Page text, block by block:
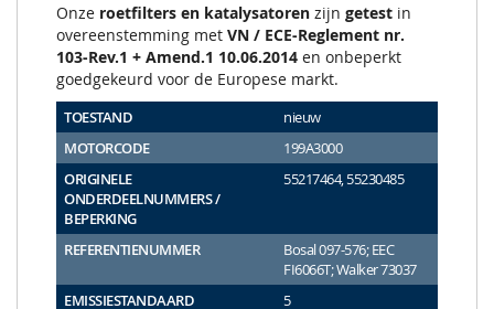
Onze roetfilters en katalysatoren zijn getest in
overeenstemming met VN / ECE-Reglement nr.
103-Rev.1 + Amend.1 10.06.2014 en onbeperkt
goedgekeurd voor de Europese markt.
TOESTAND
nieuw
MOTORCODE
199A3000
ORIGINELE
ONDERDEELNUMMERS /
BEPERKING
55217464, 55230485
REFERENTIENUMMER
Bosal 097-576; EEC
FI6066T; Walker 73037
EMISSIESTANDAARD
5